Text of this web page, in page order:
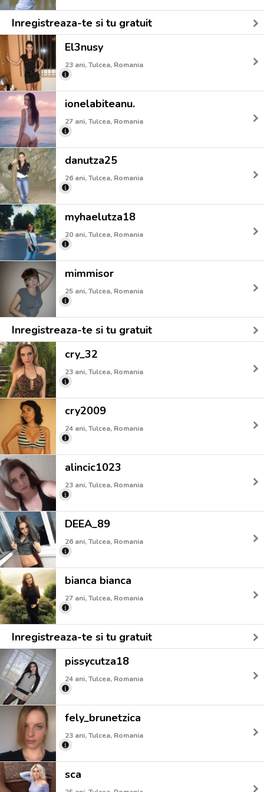
Inregistreaza-te si tu gratuit
El3nusy
23 ani, Tulcea, Romania
ionelabiteanu.
27 ani, Tulcea, Romania
danutza25
26 ani, Tulcea, Romania
myhaelutza18
20 ani, Tulcea, Romania
mimmisor
25 ani, Tulcea, Romania
Inregistreaza-te si tu gratuit
cry_32
23 ani, Tulcea, Romania
cry2009
24 ani, Tulcea, Romania
alincic1023
23 ani, Tulcea, Romania
DEEA_89
26 ani, Tulcea, Romania
bianca bianca
27 ani, Tulcea, Romania
Inregistreaza-te si tu gratuit
pissycutza18
24 ani, Tulcea, Romania
fely_brunetzica
23 ani, Tulcea, Romania
sca